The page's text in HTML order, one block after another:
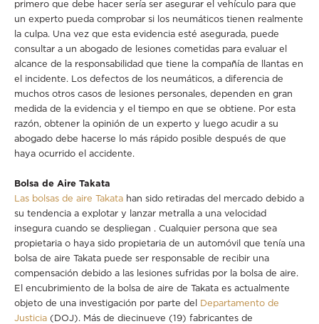
primero que debe hacer sería ser asegurar el vehículo para que
un experto pueda comprobar si los neumáticos tienen realmente
la culpa. Una vez que esta evidencia esté asegurada, puede
consultar a un abogado de lesiones cometidas para evaluar el
alcance de la responsabilidad que tiene la compañía de llantas en
el incidente. Los defectos de los neumáticos, a diferencia de
muchos otros casos de lesiones personales, dependen en gran
medida de la evidencia y el tiempo en que se obtiene. Por esta
razón, obtener la opinión de un experto y luego acudir a su
abogado debe hacerse lo más rápido posible después de que
haya ocurrido el accidente.
Bolsa de Aire Takata
Las bolsas de aire Takata han sido retiradas del mercado debido a
su tendencia a explotar y lanzar metralla a una velocidad
insegura cuando se despliegan . Cualquier persona que sea
propietaria o haya sido propietaria de un automóvil que tenía una
bolsa de aire Takata puede ser responsable de recibir una
compensación debido a las lesiones sufridas por la bolsa de aire.
El encubrimiento de la bolsa de aire de Takata es actualmente
objeto de una investigación por parte del Departamento de
Justicia (DOJ). Más de diecinueve (19) fabricantes de